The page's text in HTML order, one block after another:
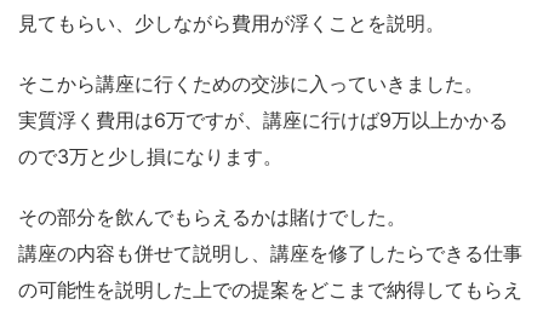
見てもらい、少しながら費用が浮くことを説明。
そこから講座に行くための交渉に入っていきました。
実質浮く費用は6万ですが、講座に行けば9万以上かかる
ので3万と少し損になります。
その部分を飲んでもらえるかは賭けでした。
講座の内容も併せて説明し、講座を修了したらできる仕事
の可能性を説明した上での提案をどこまで納得してもらえ